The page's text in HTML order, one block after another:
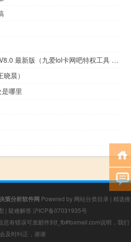
九爱lol卡网吧特权工具 V8.0 最新版（九爱lol卡网吧特权工具 V8.0 最新版功能简介）
晨）
哪里
策分析软件网 Powered by 网站分类目录 | 精选推
| 疑难解答 沪ICP备07031935号
息有错误可发邮件到f_fb#foxmail.com说明，我们
会及时纠正，谢谢